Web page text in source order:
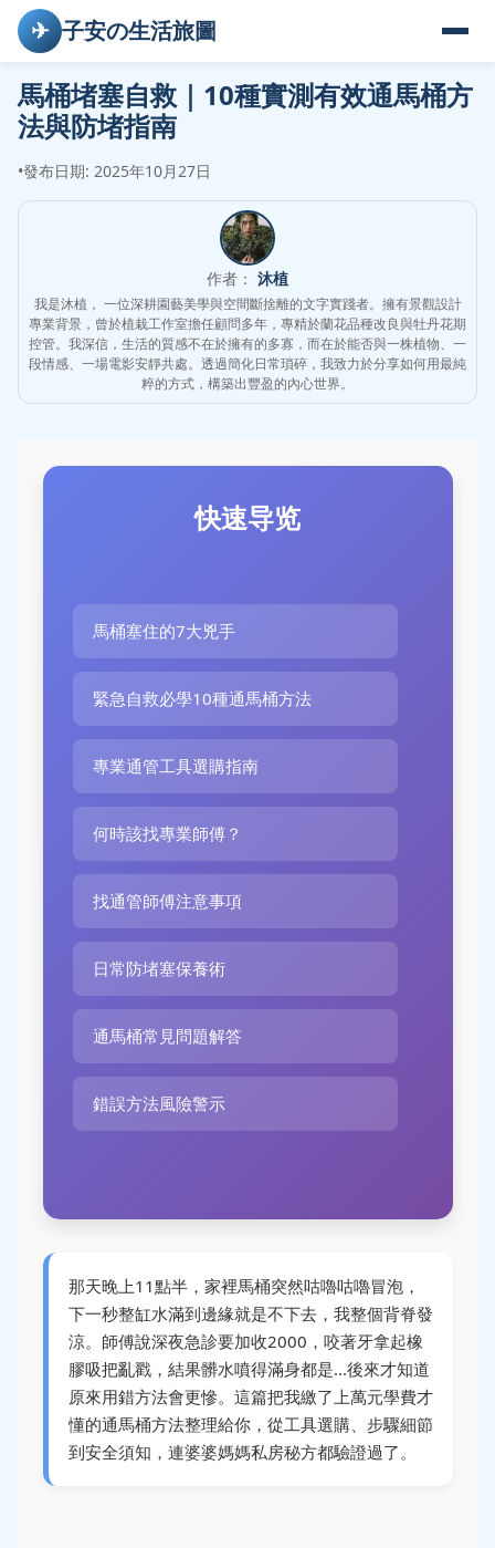
✈ 子安の生活旅圖
馬桶堵塞自救｜10種實測有效通馬桶方
法與防堵指南
•發布日期: 2025年10月27日
作者： 沐植
我是沐植， 一位深耕園藝美學與空間斷捨離的文字實踐者。擁有景觀設計
專業背景，曾於植栽工作室擔任顧問多年，專精於蘭花品種改良與牡丹花期
控管。我深信，生活的質感不在於擁有的多寡，而在於能否與一株植物、一
段情感、一場電影安靜共處。透過簡化日常瑣碎，我致力於分享如何用最純
粹的方式，構築出豐盈的內心世界。
快速导览
馬桶塞住的7大兇手
緊急自救必學10種通馬桶方法
專業通管工具選購指南
何時該找專業師傅？
找通管師傅注意事項
日常防堵塞保養術
通馬桶常見問題解答
錯誤方法風險警示
那天晚上11點半，家裡馬桶突然咕嚕咕嚕冒泡，
下一秒整缸水滿到邊緣就是不下去，我整個背脊發
涼。師傅說深夜急診要加收2000，咬著牙拿起橡
膠吸把亂戳，結果髒水噴得滿身都是...後來才知道
原來用錯方法會更慘。這篇把我繳了上萬元學費才
懂的通馬桶方法整理給你，從工具選購、步驟細節
到安全須知，連婆婆媽媽私房秘方都驗證過了。